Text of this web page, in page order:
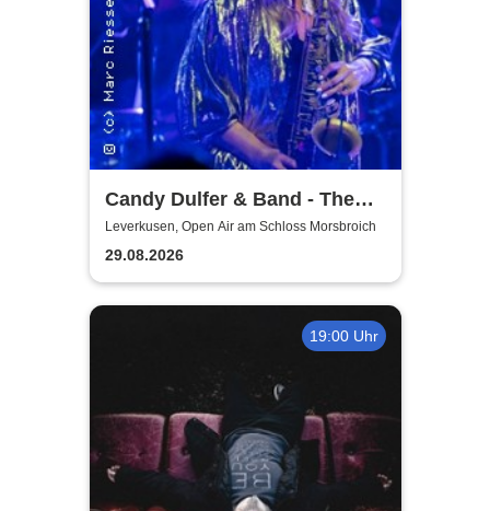
Candy Dulfer & Band - The
Park 2026
Leverkusen, Open Air am Schloss Morsbroich
29.08.2026
19:00 Uhr